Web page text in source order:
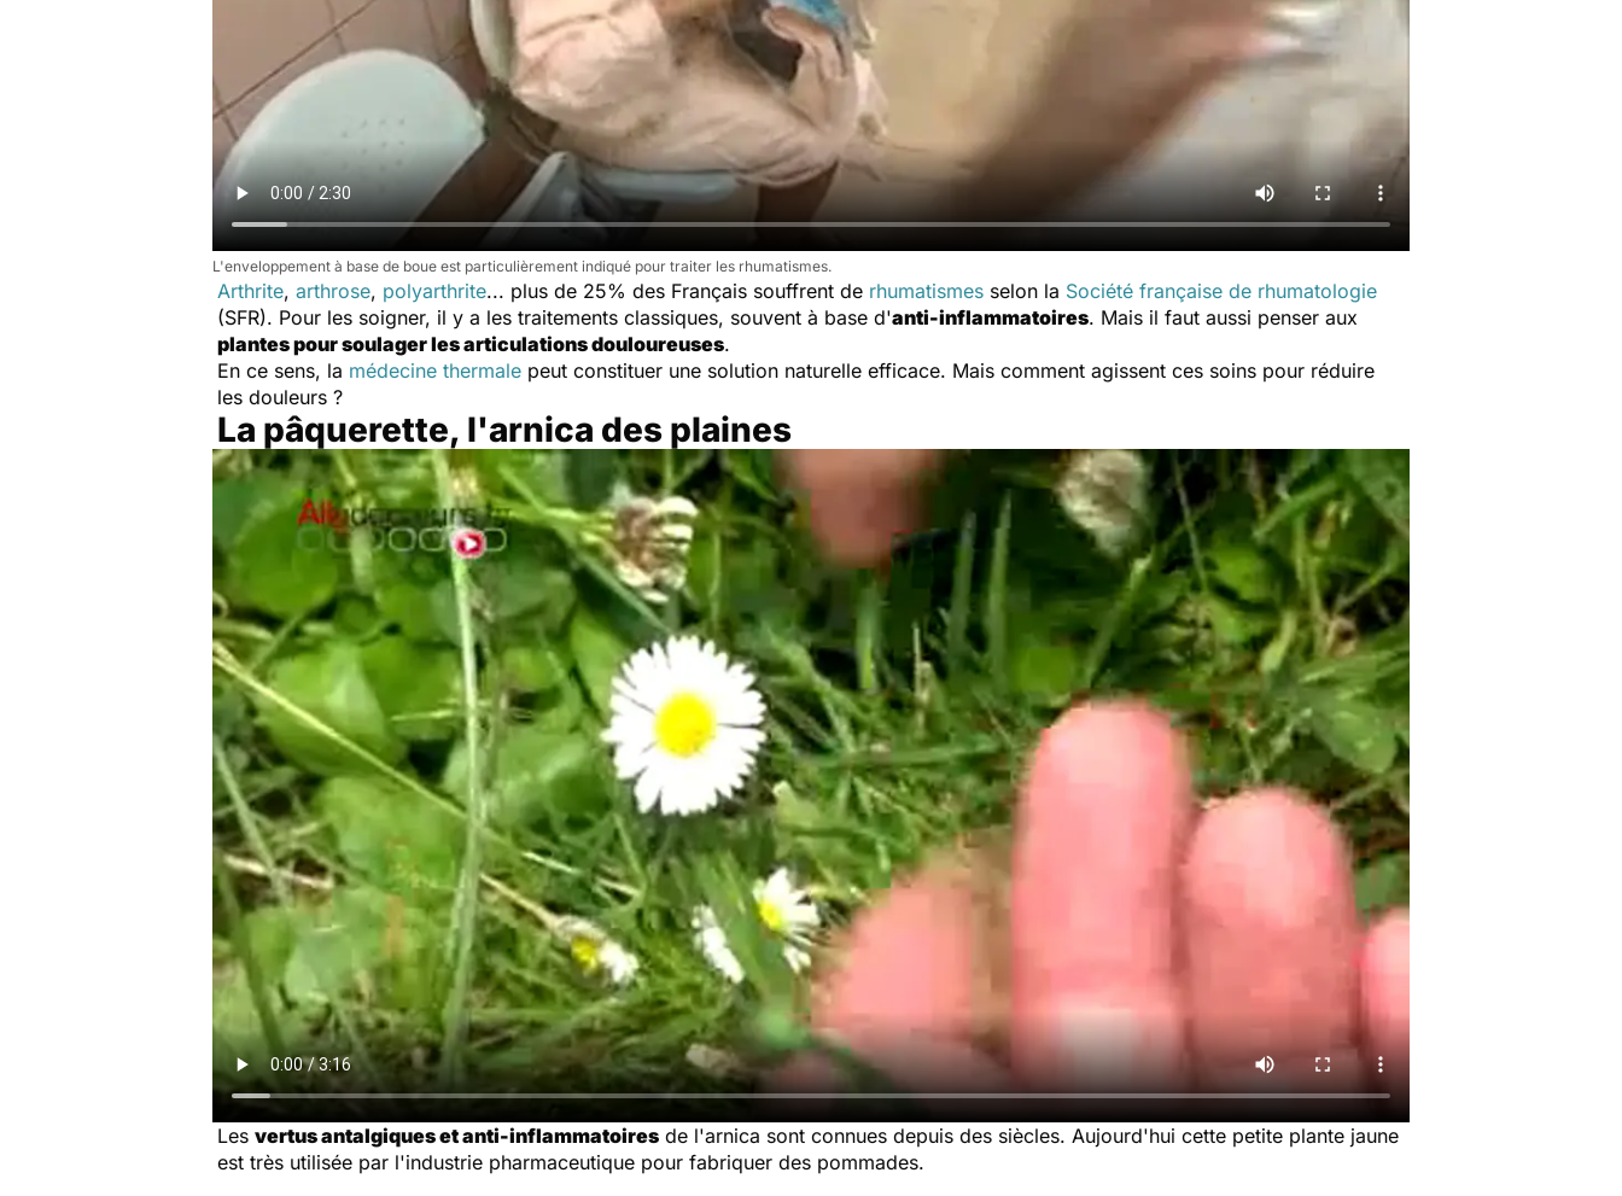
L'enveloppement à base de boue est particulièrement indiqué pour traiter les rhumatismes.
Arthrite, arthrose, polyarthrite... plus de 25% des Français souffrent de rhumatismes selon la Société française de rhumatologie
(SFR). Pour les soigner, il y a les traitements classiques, souvent à base d'anti-inflammatoires. Mais il faut aussi penser aux
plantes pour soulager les articulations douloureuses.
En ce sens, la médecine thermale peut constituer une solution naturelle efficace. Mais comment agissent ces soins pour réduire
les douleurs ?
La pâquerette, l'arnica des plaines
Les vertus antalgiques et anti-inflammatoires de l'arnica sont connues depuis des siècles. Aujourd'hui cette petite plante jaune
est très utilisée par l'industrie pharmaceutique pour fabriquer des pommades.